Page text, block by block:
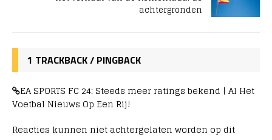
achtergronden
1 TRACKBACK / PINGBACK
EA SPORTS FC 24: Steeds meer ratings bekend | Al Het
Voetbal Nieuws Op Een Rij!
Reacties kunnen niet achtergelaten worden op dit